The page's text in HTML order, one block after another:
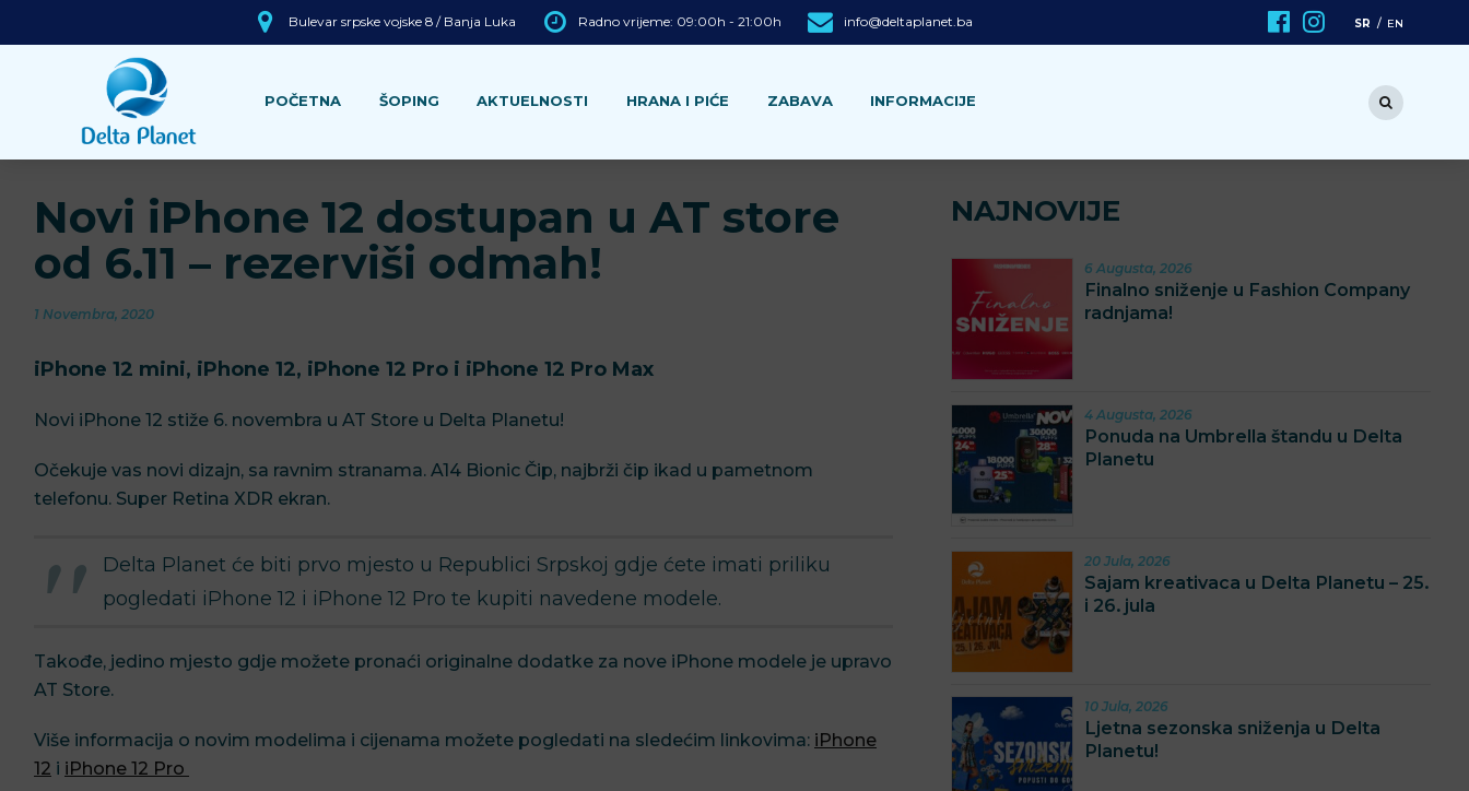
Bulevar srpske vojske 8 / Banja Luka Radno vrijeme: 09:00h - 21:00h info@deltaplanet.ba SR EN
POČETNA ŠOPING AKTUELNOSTI HRANA I PIĆE ZABAVA INFORMACIJE
Novi iPhone 12 dostupan u AT store
od 6.11 – rezerviši odmah!
1 Novembra, 2020
iPhone 12 mini, iPhone 12, iPhone 12 Pro i iPhone 12 Pro Max
Novi iPhone 12 stiže 6. novembra u AT Store u Delta Planetu!
Očekuje vas novi dizajn, sa ravnim stranama. A14 Bionic Čip, najbrži čip ikad u pametnom
telefonu. Super Retina XDR ekran.
Delta Planet će biti prvo mjesto u Republici Srpskoj gdje ćete imati priliku
pogledati iPhone 12 i iPhone 12 Pro te kupiti navedene modele.
Takođe, jedino mjesto gdje možete pronaći originalne dodatke za nove iPhone modele je upravo
AT Store.
Više informacija o novim modelima i cijenama možete pogledati na sledećim linkovima: iPhone
12 i iPhone 12 Pro
NAJNOVIJE
6 Augusta, 2026
Finalno sniženje u Fashion Company
radnjama!
4 Augusta, 2026
Ponuda na Umbrella štandu u Delta
Planetu
20 Jula, 2026
Sajam kreativaca u Delta Planetu – 25.
i 26. jula
10 Jula, 2026
Ljetna sezonska sniženja u Delta
Planetu!